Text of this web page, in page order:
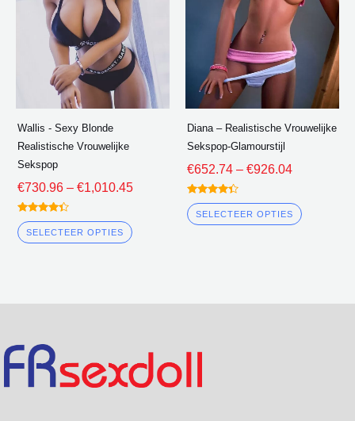
Wallis - Sexy Blonde
Realistische Vrouwelijke
Sekspop
€730.96 – €1,010.45
Beoordeeld
4.25
uit 5
SELECTEER OPTIES
varianten.
De
opties
kunnen
worden
productpagina
Diana – Realistische Vrouwelijke
Sekspop-Glamourstijl
€652.74 – €926.04
Beoordeeld
4.25
uit 5
SELECTEER OPTIES
opties
kunnen
worden